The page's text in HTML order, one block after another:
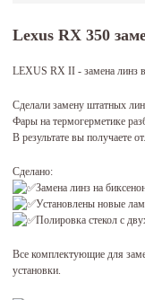
Lexus RX 350
LEXUS RX II - замена линз
Сделали замену штатных
Фары на термогерметике
В результате вы получаете
Сделано:
Замена линз на
Установлены новые
Полировка стекол с
Все комплектующие для
установки.